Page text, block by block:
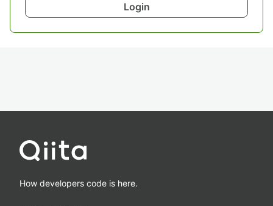
Login
How developers code is here.